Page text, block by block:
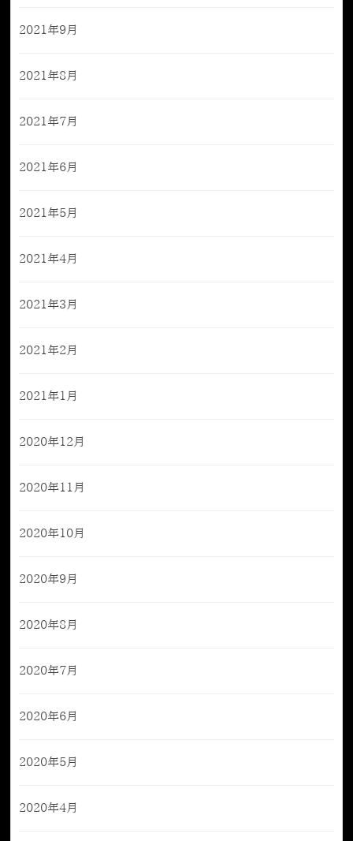
2021年9月
2021年8月
2021年7月
2021年6月
2021年5月
2021年4月
2021年3月
2021年2月
2021年1月
2020年12月
2020年11月
2020年10月
2020年9月
2020年8月
2020年7月
2020年6月
2020年5月
2020年4月